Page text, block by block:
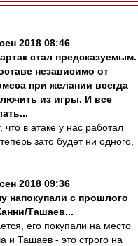
2018 08:46
стал предсказуемым.
независимо от
при желании всегда
из игры. И все
что в атаке у нас работал
зато будет ни одного,
2018 09:36
напокупали с прошлого
Ташаев...
его покупали на место
и Ташаев - это строго на